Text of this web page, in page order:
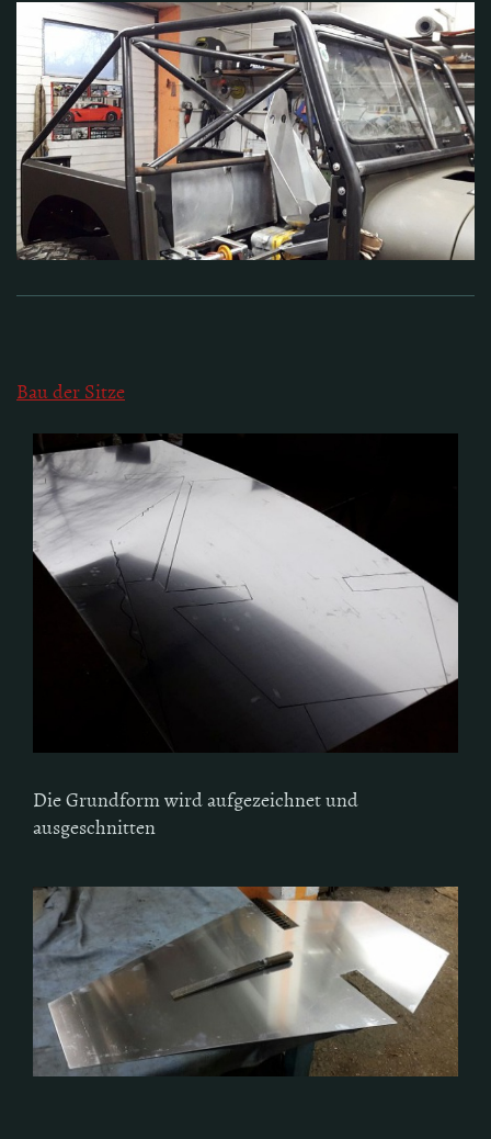
Bau der Sitze
Die Grundform wird aufgezeichnet und
ausgeschnitten